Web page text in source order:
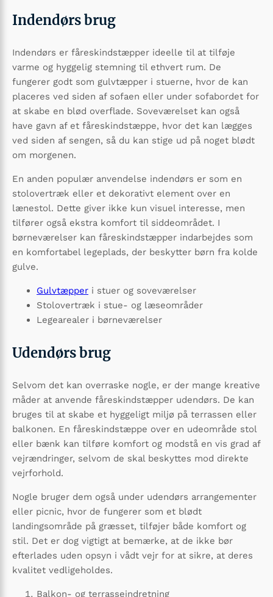
Indendørs brug
Indendørs er fåreskindstæpper ideelle til at tilføje
varme og hyggelig stemning til ethvert rum. De
fungerer godt som gulvtæpper i stuerne, hvor de kan
placeres ved siden af sofaen eller under sofabordet for
at skabe en blød overflade. Soveværelset kan også
have gavn af et fåreskindstæppe, hvor det kan lægges
ved siden af sengen, så du kan stige ud på noget blødt
om morgenen.
En anden populær anvendelse indendørs er som en
stolovertræk eller et dekorativt element over en
lænestol. Dette giver ikke kun visuel interesse, men
tilfører også ekstra komfort til siddeområdet. I
børneværelser kan fåreskindstæpper indarbejdes som
en komfortabel legeplads, der beskytter børn fra kolde
gulve.
Gulvtæpper i stuer og soveværelser
Stolovertræk i stue- og læseområder
Legearealer i børneværelser
Udendørs brug
Selvom det kan overraske nogle, er der mange kreative
måder at anvende fåreskindstæpper udendørs. De kan
bruges til at skabe et hyggeligt miljø på terrassen eller
balkonen. En fåreskindstæppe over en udeområde stol
eller bænk kan tilføre komfort og modstå en vis grad af
vejrændringer, selvom de skal beskyttes mod direkte
vejrforhold.
Nogle bruger dem også under udendørs arrangementer
eller picnic, hvor de fungerer som et blødt
landingsområde på græsset, tilføjer både komfort og
stil. Det er dog vigtigt at bemærke, at de ikke bør
efterlades uden opsyn i vådt vejr for at sikre, at deres
kvalitet vedligeholdes.
Balkon- og terrasseindretning